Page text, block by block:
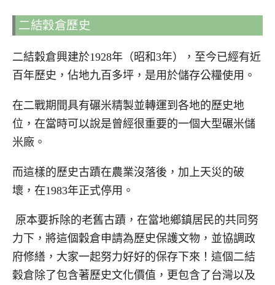
二結穀倉歷史
二結穀倉興建於1928年（昭和3年），至今已經有近
百年歷史，佔地九百多坪，是用於儲存公糧使用。
在二戰期間具有碾米精製並轉運到各地的歷史地
位，在當時可以說是曾經很重要的一個大型碾米儲
米廠。
而這樣的歷史古蹟在農業沒落後，加上天災的破
壞，在1983年正式停用。
原本要拆除的老舊古蹟，在當地鄉鎮居民的共同努
力下，將這個穀倉申請為歷史保護文物，並協調政
府修繕，大家一起努力好好的保存下來！這個二結
穀倉除了包含著歷史文化價值，更包含了台灣以及